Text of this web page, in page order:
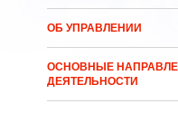
ОБ УПРАВЛЕНИИ
ОСНОВНЫЕ
ДЕЯТЕЛЬНОСТИ